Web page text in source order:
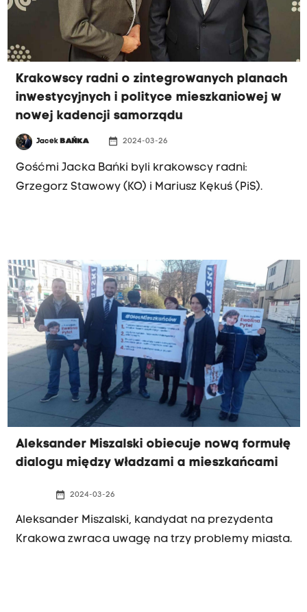
Krakowscy radni o zintegrowanych planach
inwestycyjnych i polityce mieszkaniowej w
nowej kadencji samorządu
Jacek BAŃKA date_range 2024-03-26
Gośćmi Jacka Bańki byli krakowscy radni:
Grzegorz Stawowy (KO) i Mariusz Kękuś (PiS).
Aleksander Miszalski obiecuje nową formułę
dialogu między władzami a mieszkańcami
date_range 2024-03-26
Aleksander Miszalski, kandydat na prezydenta
Krakowa zwraca uwagę na trzy problemy miasta.